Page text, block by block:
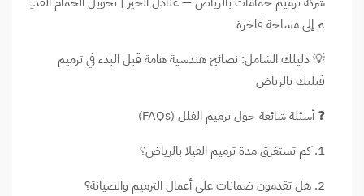
م إلى مساحة فاخرة
💡 دليلك الشامل: نصائح هندسية هامة قبل البدء في ترميم
فيلتك بالرياض
❓ أسئلة شائعة حول ترميم الفلل (FAQs)
1. كم تستغرق مدة ترميم الفيلا بالرياض؟
2. هل تقدمون ضمانات على أعمال الترميم والصيانة؟